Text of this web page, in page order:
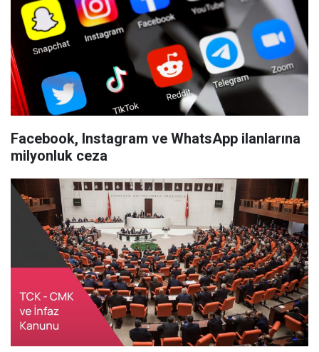
Facebook, Instagram ve WhatsApp ilanlarına
milyonluk ceza